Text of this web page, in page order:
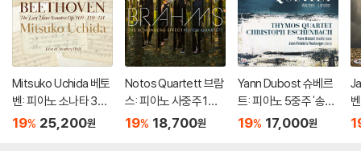
Mitsuko Uchida 베토
벤: 피아노 소나타 30-
32번 (Beethoven: Pi
19% 25,200원
Notos Quartett 브람
스: 피아노 사중주 1번,
교향곡 3번 [피아노 사
19% 18,700원
Yann Dubost 슈베르
트: 피아노 5중주 '송
어', 왈츠 D146, 랜틀러
19% 17,000원
3